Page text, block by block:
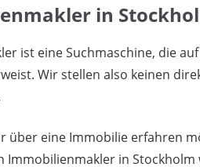
in
ist eine Suchmaschine, die
Wir stellen also keinen
über eine Immobilie erfahren
Immobilienmakler in